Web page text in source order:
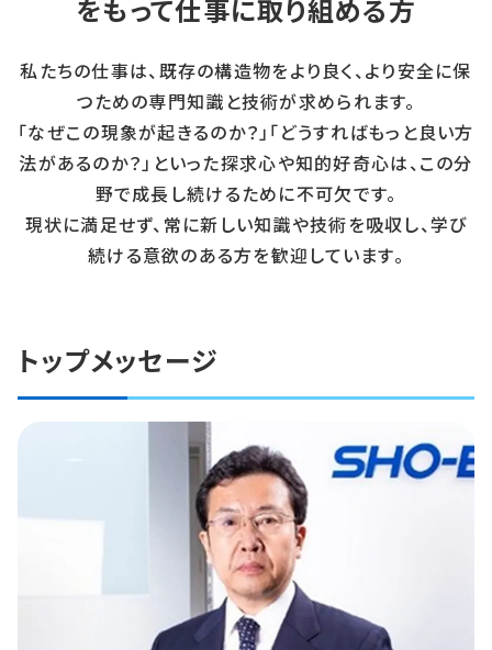
をもって仕事に取り組める方
私たちの仕事は、既存の構造物をより良く、より安全に保
つための専門知識と技術が求められます。
「なぜこの現象が起きるのか？」「どうすればもっと良い方
法があるのか？」といった探求心や知的好奇心は、この分
野で成長し続けるために不可欠です。
現状に満足せず、常に新しい知識や技術を吸収し、学び
続ける意欲のある方を歓迎しています。
トップメッセージ